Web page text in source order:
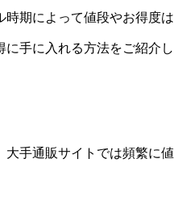
時期によって値段やお得度
手に入れる方法をご紹介
手通販サイトでは頻繁に